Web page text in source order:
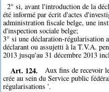
2° si, avant l'introduction de la
été informé par écrit d'actes
administration fiscale belge, une
d'inspection sociale belge;
3° si une déclaration-régularisation
déclarant ou assujetti à la T.V.A.
2013 jusqu'au 31 décembre 2013
Art. 124.
Aux fins de recevoir
crée au sein du Service public
régularisations '.